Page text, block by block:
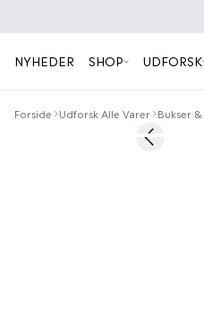
NYHEDER SHOP UDFORSK
Forside Udforsk Alle Varer Bukser &
50%Previous